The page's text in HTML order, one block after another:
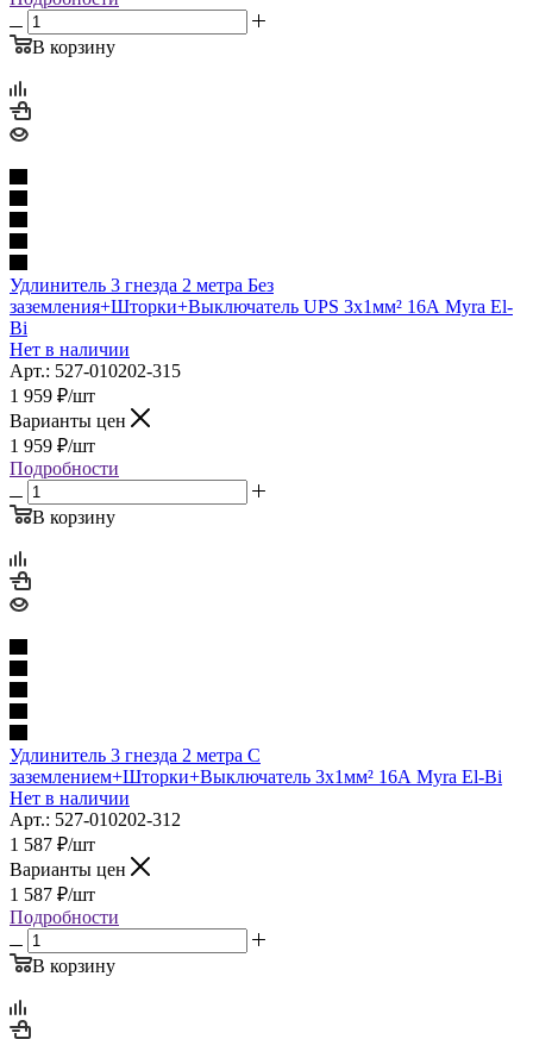
В корзину
Удлинитель 3 гнезда 2 метра Без
заземления+Шторки+Выключатель UPS 3х1мм² 16А Myra El-
Bi
Нет в наличии
Арт.: 527-010202-315
1 959 ₽/шт
Варианты цен
1 959 ₽/шт
Подробности
В корзину
Удлинитель 3 гнезда 2 метра С
заземлением+Шторки+Выключатель 3х1мм² 16А Myra El-Bi
Нет в наличии
Арт.: 527-010202-312
1 587 ₽/шт
Варианты цен
1 587 ₽/шт
Подробности
В корзину